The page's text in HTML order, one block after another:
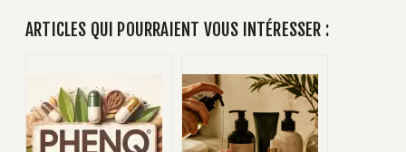
ARTICLES QUI POURRAIENT VOUS INTÉRESSER :